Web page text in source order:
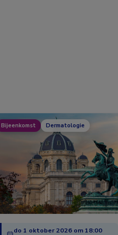
Bijeenkomst Dermatologie
do 1 oktober 2026 om 18:00